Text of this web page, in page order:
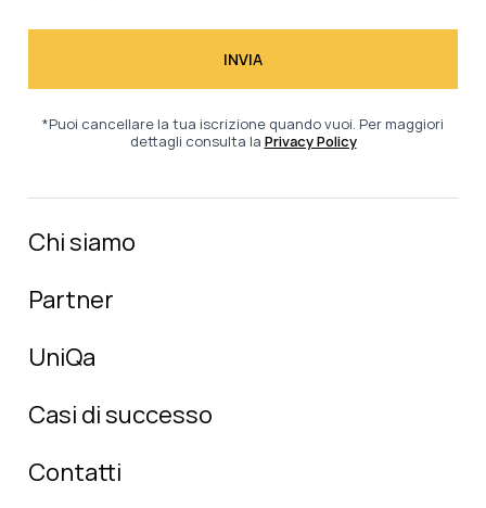
*Puoi cancellare la tua iscrizione quando vuoi. Per maggiori
dettagli consulta la Privacy Policy
Chi siamo
Partner
UniQa
Casi di successo
Contatti